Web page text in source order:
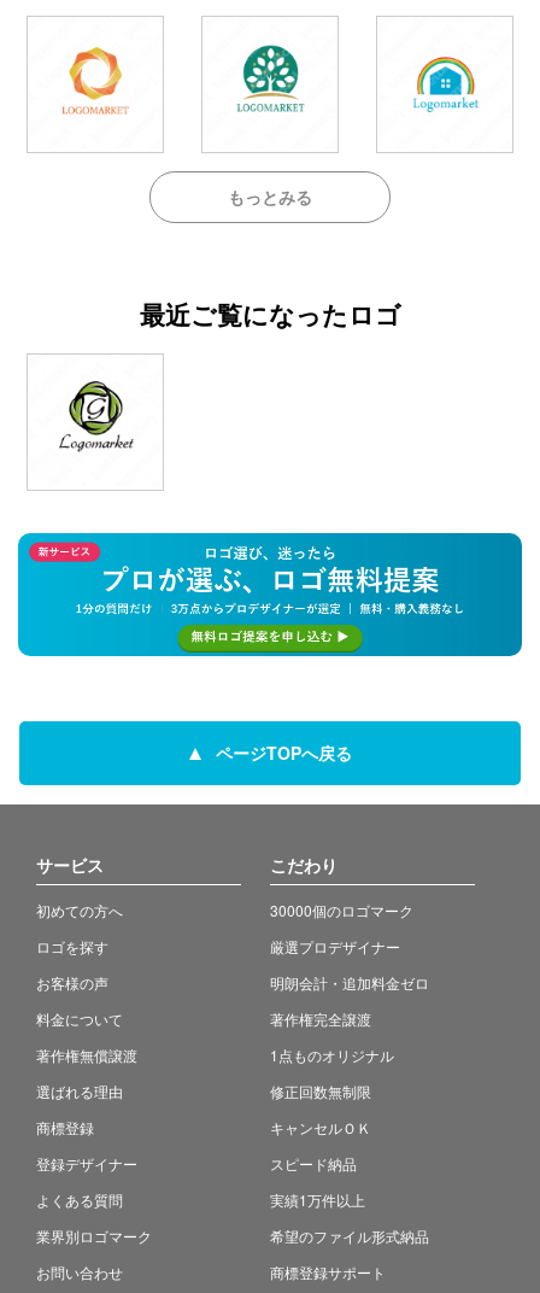
もっとみる
最近ご覧になったロゴ
ページTOPへ戻る
サービス
初めての方へ
ロゴを探す
お客様の声
料金について
著作権無償譲渡
選ばれる理由
商標登録
登録デザイナー
よくある質問
業界別ロゴマーク
お問い合わせ
こだわり
30000個のロゴマーク
厳選プロデザイナー
明朗会計・追加料金ゼロ
著作権完全譲渡
1点ものオリジナル
修正回数無制限
キャンセルＯＫ
スピード納品
実績1万件以上
希望のファイル形式納品
商標登録サポート